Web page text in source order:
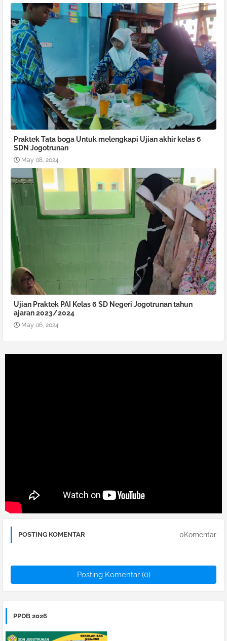
Praktek Tata boga Untuk melengkapi Ujian akhir kelas 6
SDN Jogotrunan
May 08, 2024
Ujian Praktek PAI Kelas 6 SD Negeri Jogotrunan tahun
ajaran 2023/2024
May 06, 2024
POSTING KOMENTAR 0Komentar
Posting Komentar (0)
PPDB 2026